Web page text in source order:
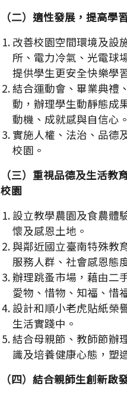
（二）適性發展，提高
改善校園空間環境及設
所、電力冷氣、光電球
提供學生更安全快樂學
結合運動會、畢業典
動，辦理學生動靜態成
動機、成就感與自信心。
實施人權、法治、品德
校園。
（三）重視品德及生活
校園
設立教學農園及食農體
懷及感恩土地。
與鄰近國立臺南特殊教
服務人群、社會感恩態
辦理跳蚤市場，藉由二
愛物、惜物、知福、惜
設計和順小老虎貼紙榮
生活實踐中。
結合母親節、教師節辦
識及培養健康心態，塑
（四）結合親師生創新